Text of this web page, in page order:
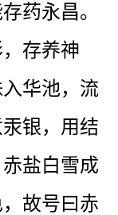
药永昌。
存养神
华池，流
银，用结
盐白雪成
故号曰赤